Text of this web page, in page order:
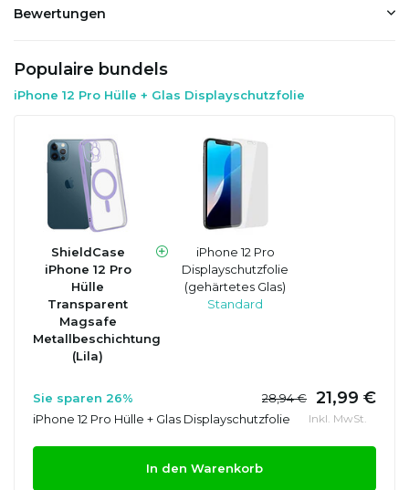
Bewertungen
Populaire bundels
iPhone 12 Pro Hülle + Glas Displayschutzfolie
ShieldCase
iPhone 12 Pro
Hülle
Transparent
Magsafe
Metallbeschichtung
(Lila)
iPhone 12 Pro
Displayschutzfolie
(gehärtetes Glas)
Standard
Sie sparen 26% 28,94 € 21,99 €
iPhone 12 Pro Hülle + Glas Displayschutzfolie Inkl. MwSt.
In den Warenkorb